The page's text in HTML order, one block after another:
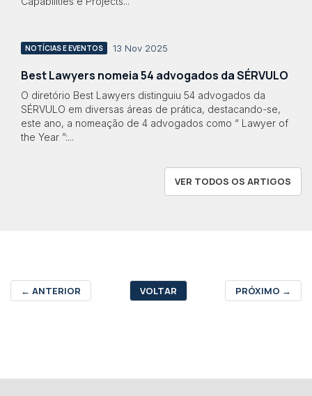
NOTÍCIAS E EVENTOS 13 Nov 2025
Best Lawyers nomeia 54 advogados da SÉRVULO
O diretório Best Lawyers distinguiu 54 advogados da
SÉRVULO em diversas áreas de prática, destacando-se,
este ano, a nomeação de 4 advogados como “ Lawyer of
the Year ”:...
VER TODOS OS ARTIGOS
← ANTERIOR VOLTAR PRÓXIMO →